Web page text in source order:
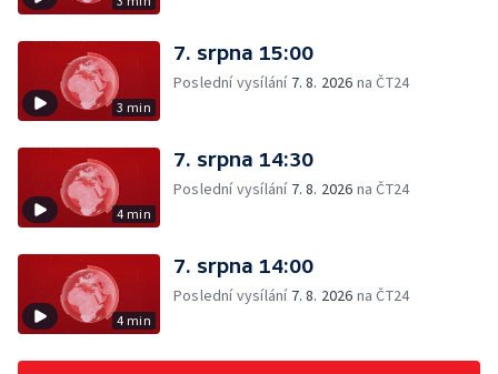
3 min
7. srpna 15:00
Poslední vysílání 7. 8. 2026 na ČT24
4 min
7. srpna 14:30
Poslední vysílání 7. 8. 2026 na ČT24
4 min
7. srpna 14:00
Poslední vysílání 7. 8. 2026 na ČT24